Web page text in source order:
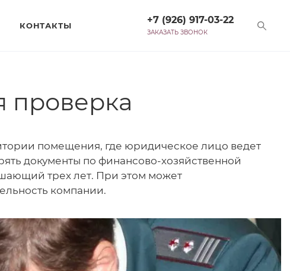
КОНТАКТЫ +7 (926) 917-03-22
ЗАКАЗАТЬ ЗВОНОК
проверка
помещения, где юридическое лицо ведет
документы по финансово-хозяйственной
трех лет. При этом может
компании.